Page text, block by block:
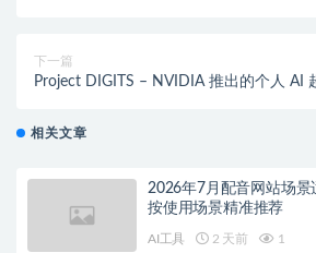
下一篇
Project DIGITS – NVIDIA 推出的个人 AI
相关文章
2026年7月配音网站场景
按使用场景精准推荐
AI工具 2 天前 1